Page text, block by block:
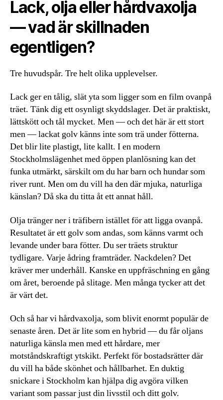
Lack, olja eller hårdvaxolja
— vad är skillnaden
egentligen?
Tre huvudspår. Tre helt olika upplevelser.
Lack ger en tålig, slät yta som ligger som en film ovanpå
träet. Tänk dig ett osynligt skyddslager. Det är praktiskt,
lättskött och tål mycket. Men — och det här är ett stort
men — lackat golv känns inte som trä under fötterna.
Det blir lite plastigt, lite kallt. I en modern
Stockholmslägenhet med öppen planlösning kan det
funka utmärkt, särskilt om du har barn och hundar som
river runt. Men om du vill ha den där mjuka, naturliga
känslan? Då ska du titta åt ett annat håll.
Olja tränger ner i träfibern istället för att ligga ovanpå.
Resultatet är ett golv som andas, som känns varmt och
levande under bara fötter. Du ser träets struktur
tydligare. Varje ådring framträder. Nackdelen? Det
kräver mer underhåll. Kanske en uppfräschning en gång
om året, beroende på slitage. Men många tycker att det
är värt det.
Och så har vi hårdvaxolja, som blivit enormt populär de
senaste åren. Det är lite som en hybrid — du får oljans
naturliga känsla men med ett hårdare, mer
motståndskraftigt ytskikt. Perfekt för bostadsrätter där
du vill ha både skönhet och hållbarhet. En duktig
snickare i Stockholm kan hjälpa dig avgöra vilken
variant som passar just din livsstil och ditt golv.